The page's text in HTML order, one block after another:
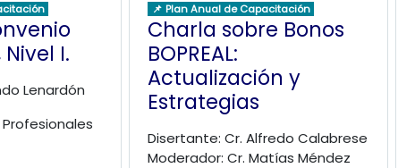
I.
Lenardón
📌 Plan Anual de Capacitación
Charla sobre Bonos
BOPREAL:
Actualización y
Estrategias
Disertante: Cr. Alfredo Calabrese
Moderador: Cr. Matías Méndez